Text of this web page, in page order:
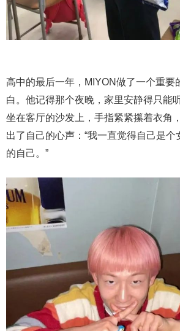
高中的最后一年，MIYON做了一个重
白。他记得那个夜晚，家里安静得只能
坐在客厅的沙发上，手指紧紧攥着衣角
出了自己的心声：“我一直觉得自己是个
的自己。”